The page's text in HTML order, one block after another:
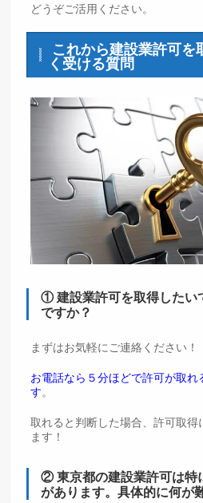
どうぞご活用ください。
これから建設業許可を
く受ける質問
① 建設業許可を取得したい
ですか？
まずはお気軽にご連絡ください！
お電話なら５分ほどで許可が取れ
す。
取れると判断した場合、許可取得
ます！
② 東京都の建設業許可は特
があります。具体的に何が